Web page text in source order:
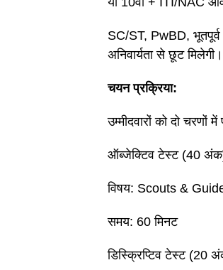
SC/ST, PwBD, भूतपूर्व
अनिवार्यता से छूट मिलेगी।
चयन प्रक्रिया:
उम्मीदवारों को दो चरणों में
ऑब्जेक्टिव टेस्ट (40
विषय: Scouts &
समय: 60 मिनट
डिस्क्रिप्टिव टेस्ट (20